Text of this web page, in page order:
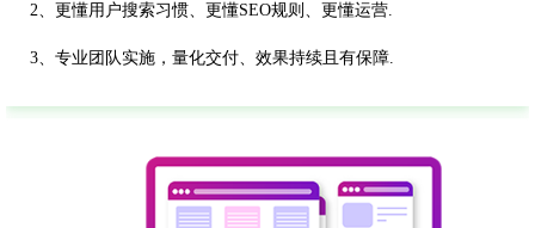
2、更懂用户搜索习惯、更懂SEO规则、更懂运营.
3、专业团队实施，量化交付、效果持续且有保障.